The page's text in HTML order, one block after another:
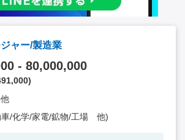
ャー/製造業
- 80,000,000
車/化学/家電/鉱物/工場 他)